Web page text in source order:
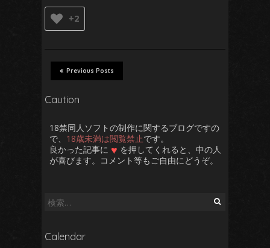
+2
Previous Posts
Caution
18禁同人ソフトの制作に関するブログですの
で、 18歳未満は閲覧禁止です。
良かった記事に ♥ を押してくれると、中の人
が喜びます。コメント等もご自由にどうぞ。
検
Calendar